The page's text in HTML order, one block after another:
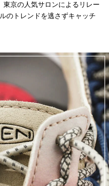
京の人気サロンによるリレー
のトレンドを逃さずキャッチ